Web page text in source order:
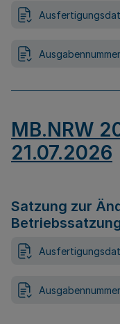
Ausgabennummer
MB.NRW
21.07.2026
Satzung zur
Ausgabennummer